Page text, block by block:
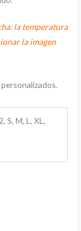
la temperatura
la imagen
S, M, L, XL,